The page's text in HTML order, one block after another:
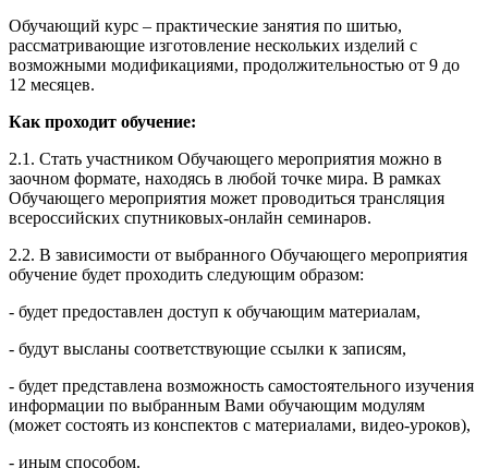
Обучающий курс – практические занятия по шитью,
рассматривающие изготовление нескольких изделий с
возможными модификациями, продолжительностью от 9 до
12 месяцев.
Как проходит обучение:
2.1. Стать участником Обучающего мероприятия можно в
заочном формате, находясь в любой точке мира. В рамках
Обучающего мероприятия может проводиться трансляция
всероссийских спутниковых-онлайн семинаров.
2.2. В зависимости от выбранного Обучающего мероприятия
обучение будет проходить следующим образом:
- будет предоставлен доступ к обучающим материалам,
- будут высланы соответствующие ссылки к записям,
- будет представлена возможность самостоятельного изучения
информации по выбранным Вами обучающим модулям
(может состоять из конспектов с материалами, видео-уроков),
- иным способом.